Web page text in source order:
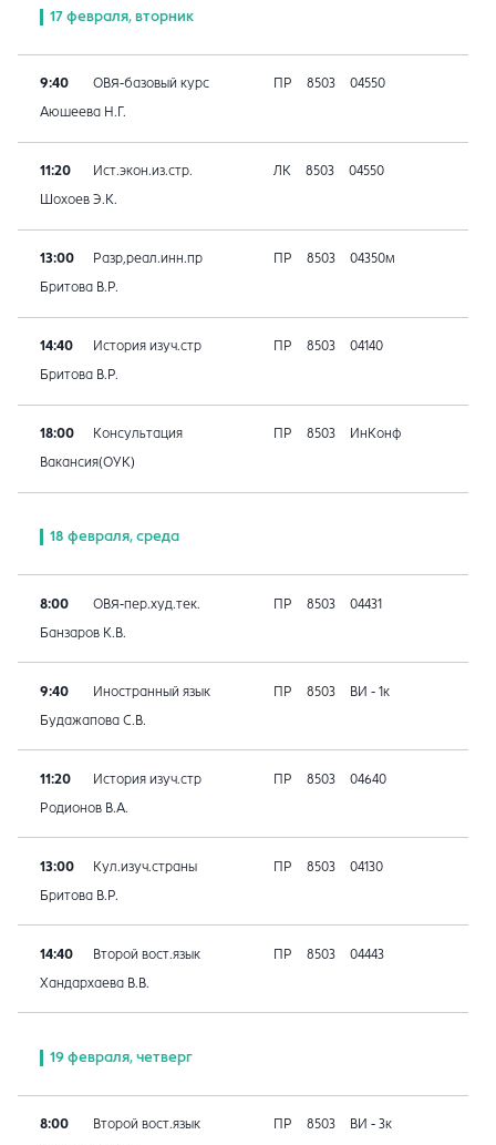
17 февраля, вторник
9:40 ОВЯ-базовый курс ПР 8503 04550
Аюшеева Н.Г.
11:20 Ист.экон.из.стр. ЛК 8503 04550
Шохоев Э.К.
13:00 Разр,реал.инн.пр ПР 8503 04350м
Бритова В.Р.
14:40 История изуч.стр ПР 8503 04140
Бритова В.Р.
18:00 Консультация ПР 8503 ИнКонф
Вакансия(ОУК)
18 февраля, среда
8:00 ОВЯ-пер.худ.тек. ПР 8503 04431
Банзаров К.В.
9:40 Иностранный язык ПР 8503 ВИ - 1к
Будажапова С.В.
11:20 История изуч.стр ПР 8503 04640
Родионов В.А.
13:00 Кул.изуч.страны ПР 8503 04130
Бритова В.Р.
14:40 Второй вост.язык ПР 8503 04443
Хандархаева В.В.
19 февраля, четверг
8:00 Второй вост.язык ПР 8503 ВИ - 3к